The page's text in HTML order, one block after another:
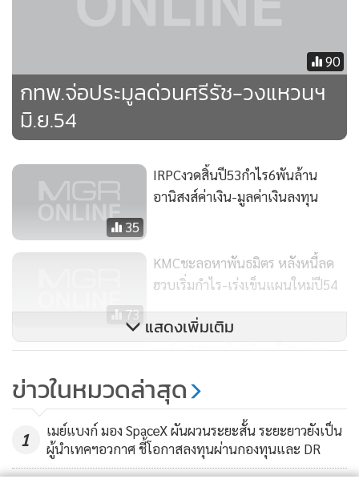
90
กทพ.จ่อประมูลด่วนศรีรัช-วงแหวนฯ
มิ.ย.54
35
IRPCงวดสิ้นปี53กำไร6พันล้าน
อานิสงส์ค่าเงิน-มูลค่าเงินลงทุน
73
KMCชะลอหาพันธมิตร หลังหนี้ลด
ฮวบเริ่มกำไร-เร่งเข็นแผนใหม่ปี54
98
บอร์ด TPOLYไฟเขียว ตั้ง2บ.ย่อย
แสดงเพิ่มเติม
ข่าวในหมวดล่าสุด
1
เมย์แบงก์ มอง SpaceX ผันผวนระยะสั้น ระยะยาวยังเป็น
ผู้นำเทคฯอวกาศ ชี้โอกาสลงทุนผ่านกองทุนและ DR